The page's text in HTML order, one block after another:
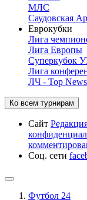
МЛС
Саудовская
Еврокубки
Лига
Лига Европы
Суперкубок
Лига
ЛЧ - Top News
Ко всем турнирам
Сайт
Соц. сети
Футбол 24